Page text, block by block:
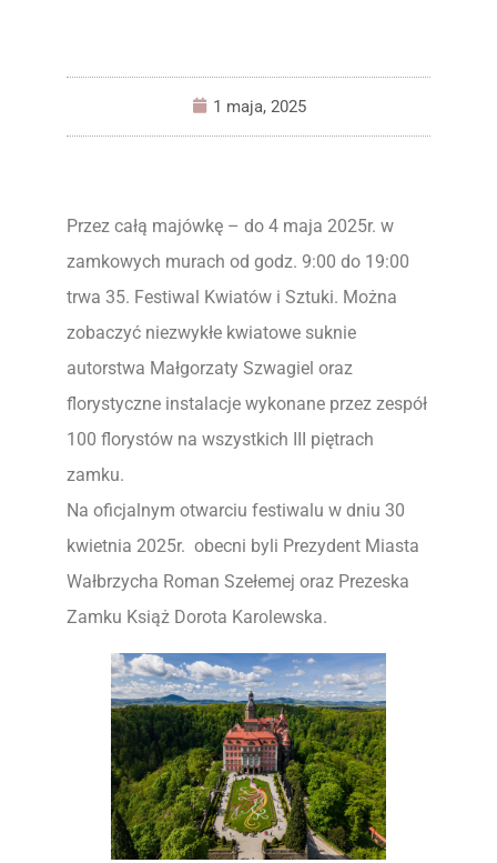
1 maja, 2025
Przez całą majówkę – do 4 maja 2025r. w
zamkowych murach od godz. 9:00 do 19:00
trwa 35. Festiwal Kwiatów i Sztuki. Można
zobaczyć niezwykłe kwiatowe suknie
autorstwa Małgorzaty Szwagiel oraz
florystyczne instalacje wykonane przez zespół
100 florystów na wszystkich III piętrach
zamku.
Na oficjalnym otwarciu festiwalu w dniu 30
kwietnia 2025r. obecni byli Prezydent Miasta
Wałbrzycha Roman Szełemej oraz Prezeska
Zamku Książ Dorota Karolewska.